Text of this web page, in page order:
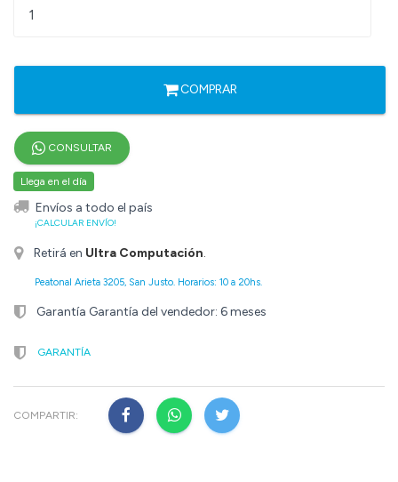
COMPRAR
CONSULTAR
Llega en el día
Envíos a todo el país
¡CALCULAR ENVÍO!
Retirá en Ultra Computación.
Peatonal Arieta 3205, San Justo. Horarios: 10 a 20hs.
Garantía Garantía del vendedor: 6 meses
GARANTÍA
COMPARTIR: